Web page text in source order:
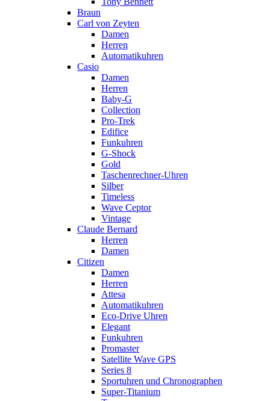
Braun
Carl von Zeyten
Damen
Herren
Automatikuhren
Casio
Damen
Herren
Baby-G
Collection
Pro-Trek
Edifice
Funkuhren
G-Shock
Gold
Taschenrechner-Uhren
Silber
Timeless
Wave Ceptor
Vintage
Claude Bernard
Herren
Damen
Citizen
Damen
Herren
Attesa
Automatikuhren
Eco-Drive Uhren
Elegant
Funkuhren
Promaster
Satellite Wave GPS
Series 8
Sportuhren und Chronographen
Super-Titanium